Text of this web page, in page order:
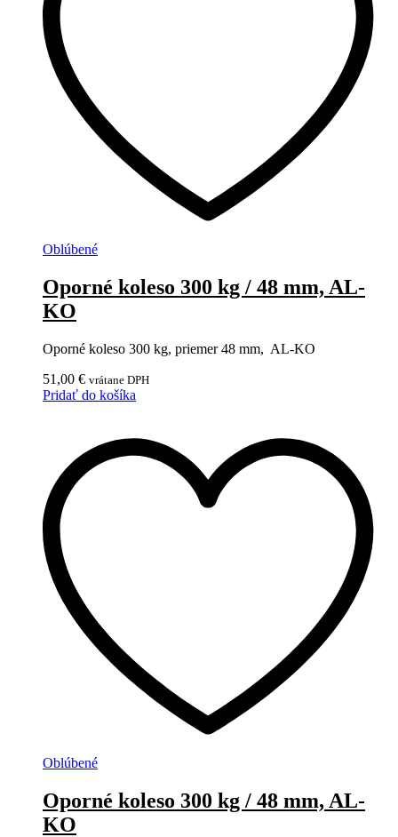
Oblúbené
Oporné koleso 300 kg / 48 mm, AL-
KO
Oporné koleso 300 kg, priemer 48 mm, AL-KO
51,00 € vrátane DPH
Pridať do košíka
Oblúbené
Oporné koleso 300 kg / 48 mm, AL-
KO